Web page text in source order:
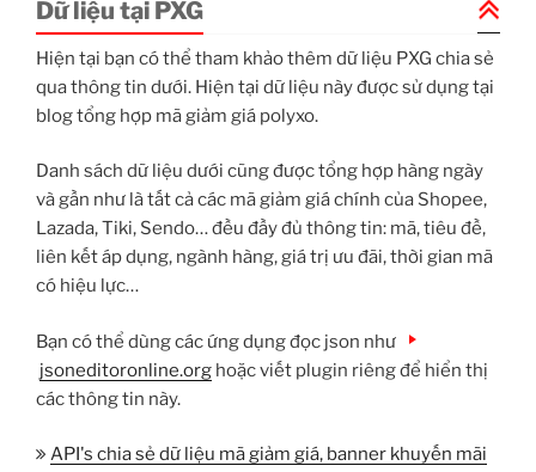
Dữ liệu tại PXG
Hiện tại bạn có thể tham khảo thêm dữ liệu PXG chia sẻ
qua thông tin dưới. Hiện tại dữ liệu này được sử dụng tại
blog tổng hợp mã giảm giá polyxo.
Danh sách dữ liệu dưới cũng được tổng hợp hàng ngày
và gần như là tất cả các mã giảm giá chính của Shopee,
Lazada, Tiki, Sendo… đều đầy đủ thông tin: mã, tiêu đề,
liên kết áp dụng, ngành hàng, giá trị ưu đãi, thời gian mã
có hiệu lực…
Bạn có thể dùng các ứng dụng đọc json như
jsoneditoronline.org hoặc viết plugin riêng để hiển thị
các thông tin này.
API's chia sẻ dữ liệu mã giảm giá, banner khuyến mãi